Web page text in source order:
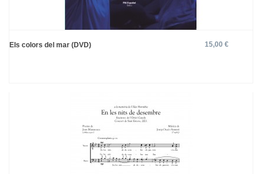
Els colors del mar (DVD) 15,00 €